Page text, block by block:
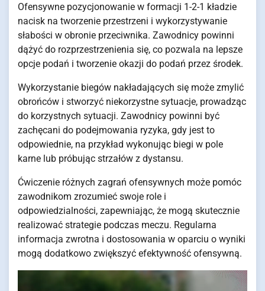
Ofensywne pozycjonowanie w formacji 1-2-1 kładzie
nacisk na tworzenie przestrzeni i wykorzystywanie
słabości w obronie przeciwnika. Zawodnicy powinni
dążyć do rozprzestrzenienia się, co pozwala na lepsze
opcje podań i tworzenie okazji do podań przez środek.
Wykorzystanie biegów nakładających się może zmylić
obrońców i stworzyć niekorzystne sytuacje, prowadząc
do korzystnych sytuacji. Zawodnicy powinni być
zachęcani do podejmowania ryzyka, gdy jest to
odpowiednie, na przykład wykonując biegi w pole
karne lub próbując strzałów z dystansu.
Ćwiczenie różnych zagrań ofensywnych może pomóc
zawodnikom zrozumieć swoje role i
odpowiedzialności, zapewniając, że mogą skutecznie
realizować strategie podczas meczu. Regularna
informacja zwrotna i dostosowania w oparciu o wyniki
mogą dodatkowo zwiększyć efektywność ofensywną.